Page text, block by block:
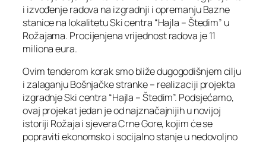
i izvođenje radova na izgradnji i opremanju Bazne
stanice na lokalitetu Ski centra “Hajla – Štedim” u
Rožajama. Procijenjena vrijednost radova je 11
miliona eura.
Ovim tenderom korak smo bliže dugogodišnjem cilju
i zalaganju Bošnjačke stranke – realizaciji projekta
izgradnje Ski centra “Hajla – Štedim”. Podsjećamo,
ovaj projekat jedan je od najznačajnijih u novijoj
istoriji Rožaja i sjevera Crne Gore, kojim će se
popraviti ekonomsko i socijalno stanje u nedovoljno